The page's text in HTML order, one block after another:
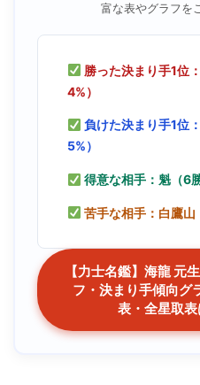
富な表やグラフを
勝った決まり手1位
4%）
負けた決まり手1位
5%）
得意な相手：魁（6
苦手な相手：白鷹
【力士名鑑】海龍 元
フ・決まり手傾向グ
表・全星取表